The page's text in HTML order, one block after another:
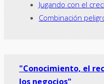
Jugando con el
Combinación
"Conocimiento, el
los negocios"